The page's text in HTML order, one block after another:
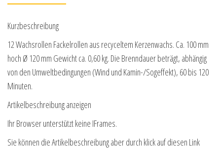
Kurzbeschreibung
12 Wachsrollen Fackelrollen aus recyceltem Kerzenwachs. Ca. 100 mm
hoch Ø 120 mm Gewicht ca. 0,60 kg. Die Brenndauer beträgt, abhängig
von den Umweltbedingungen (Wind und Kamin-/Sogeffekt), 60 bis 120
Minuten.
Artikelbeschreibung anzeigen
Ihr Browser unterstützt keine IFrames.
Sie können die Artikelbeschreibung aber durch klick auf diesen Link